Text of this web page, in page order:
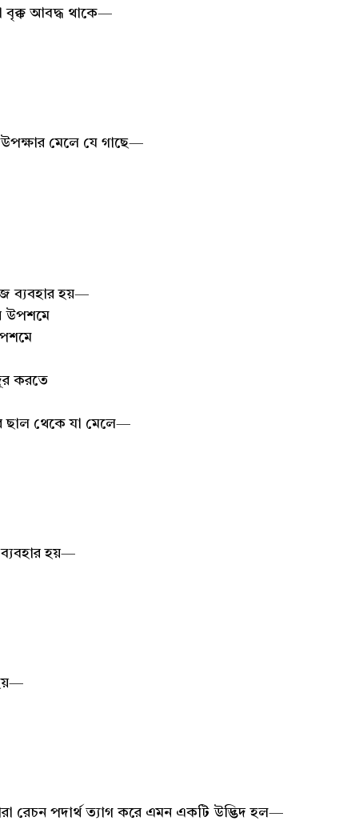
বৃক্ক আবদ্ধ থাকে—
মেলে যে গাছে—
ব্যবহার হয়—
উপশমে
করতে
ছাল থেকে যা মেলে—
হয়—
রেচন পদার্থ ত্যাগ করে এমন একটি উদ্ভিদ হল—